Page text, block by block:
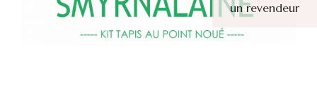
un revendeur